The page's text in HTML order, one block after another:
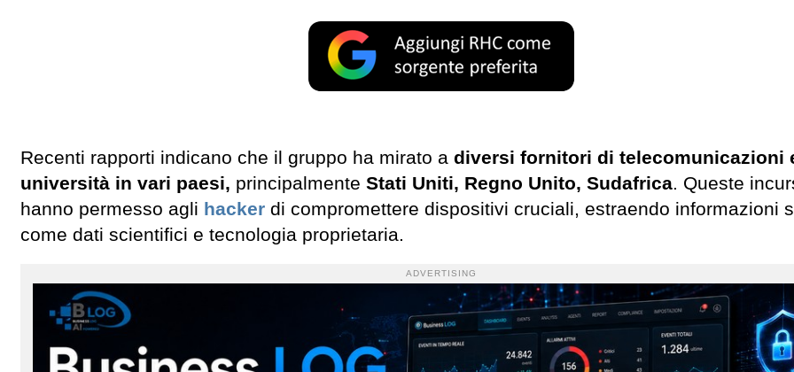
Recenti rapporti indicano che il gruppo ha mirato a diversi fornitori di telecomunicazioni
università in vari paesi, principalmente Stati Uniti, Regno Unito, Sudafrica. Queste
hanno permesso agli hacker di compromettere dispositivi cruciali, estraendo informazioni
come dati scientifici e tecnologia proprietaria.
ADVERTISING